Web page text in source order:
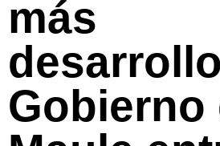
más
Gobierno